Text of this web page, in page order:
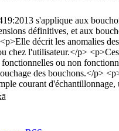
s'applique aux
définitives, et aux
décrit les anomalies
chez l'utilisateur.</p>
fonctionnelles ou non
des bouchons.</p>
courant